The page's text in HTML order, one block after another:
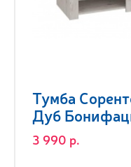
Тумба
Дуб
3 990 р.